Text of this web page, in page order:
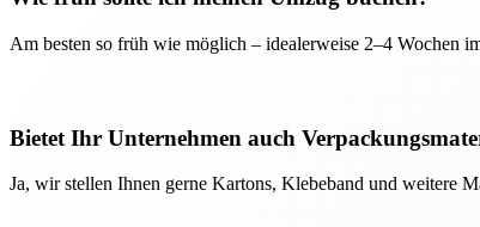
Am besten so früh wie möglich – idealerweise 2–4 Wochen
Bietet Ihr Unternehmen auch
Ja, wir stellen Ihnen gerne Kartons, Klebeband und weitere